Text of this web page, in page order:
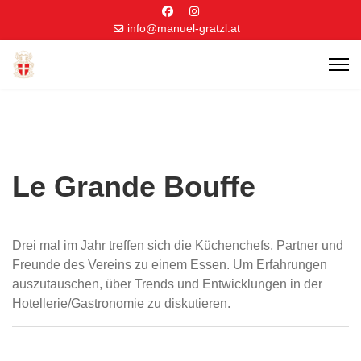
info@manuel-gratzl.at
Le Grande Bouffe
Drei mal im Jahr treffen sich die Küchenchefs, Partner und
Freunde des Vereins zu einem Essen. Um Erfahrungen
auszutauschen, über Trends und Entwicklungen in der
Hotellerie/Gastronomie zu diskutieren.